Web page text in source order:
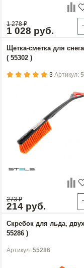
1 278₽
1 028 руб.
Щетка-сметка для
( 55302 )
3 Артикул:
273₽
214 руб.
Скребок для льда,
55286 )
Артикул: 55286